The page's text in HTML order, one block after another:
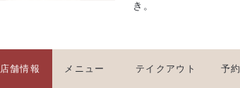
き。
店舗情報 メニュー テイクアウト 予約